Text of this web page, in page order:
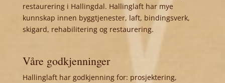
restaurering i Hallingdal. Hallinglaft har mye
kunnskap innen byggtjenester, laft, bindingsverk,
skigard, rehabilitering og restaurering.
Våre godkjenninger
Hallinglaft har godkjenning for: prosjektering,